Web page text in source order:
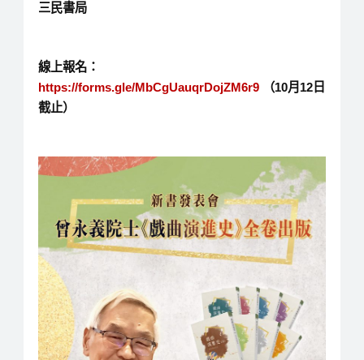
三民書局
線上報名：
https://forms.gle/MbCgUauqrDojZM6r9（10月12日
截止）